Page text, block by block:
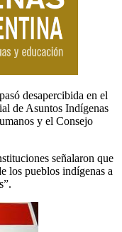
desapercibida en el
de Asuntos Indígenas
y el Consejo
señalaron que
los pueblos indígenas a